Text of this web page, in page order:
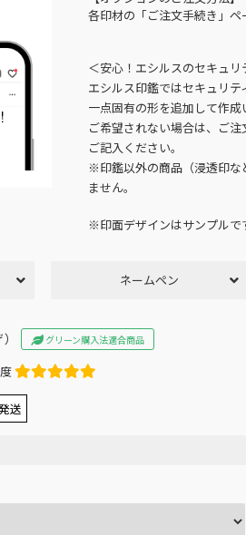
各印材の「ご注文手続き」ペ
＜安心！エシルスのセキュリ
エシルス印鑑ではセキュリ
一点固有の形を追加して作成
ご希望されない場合は、ご
ご記入ください。
※印鑑以外の商品（浸透印な
ません。
※印面デザインはサンプルで
ネームペン
グリーン購入法適合商品
送